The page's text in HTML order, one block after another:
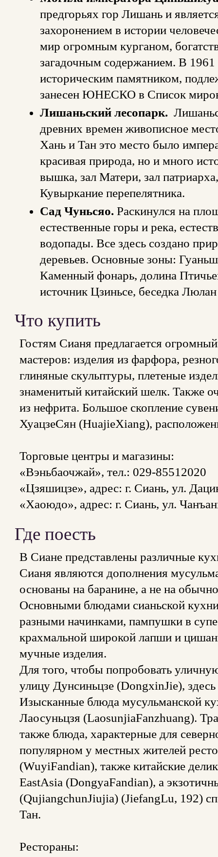
предгорьях гор Лишань и
захоронением в истории
мир огромным курганом,
загадочным содержанием. В 1961
историческим памятником,
занесен ЮНЕСКО в Список
Лишаньский лесопарк.
древних времен живописное
Хань и Тан это место было
красивая природа, но и много
вышка, зал Матери, зал
Кувыркание перепелятника.
Сад Чуньсяо. Раскинулся на
естественные горы и река,
водопады. Все здесь создано
деревьев. Основные зоны:
Каменный фонарь, долина
источник Цзиньсе, беседка
Что купить
Гостям Сианя предлагается
мастеров: изделия из фарфора,
глиняные скульптуры, плетеные
знаменитый китайский шелк. Также
из нефрита. Большое скопление
ХуацзеСян (HuajieXiang),
Торговые центры и магазины:
«Вэньбаочжай», тел.: 029-85512020
«Цзяшицзе», адрес: г. Сиань, ул.
«Хаоюдо», адрес: г. Сиань, ул.
Где поесть
В Сиане представлены различные
Сианя являются дополнения
основаны на баранине, а не на
Основными блюдами сианьской
разными начинками, пампушки в
крахмальной широкой лапши и
мучные изделия.
Для того, чтобы попробовать
улицу Дунсиньцзе (DongxinJie),
Изысканные блюда мусульманской
Лаосуньцзя (LaosunjiaFanzhuang).
также блюда, характерные для
популярном у местных жителей
(WuyiFandian), также китайские
EastAsia (DongyaFandian), а
(QujiangchunJiujia) (JiefangLu, 192)
Тан.
Рестораны: